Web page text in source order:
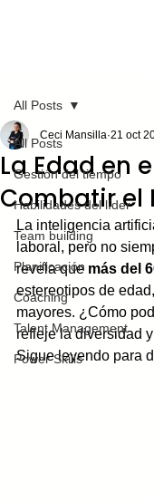
All Posts
Gestión del tiempo
Habilidades del líder
Team building
Planificación
Coaching
Talent Management
Power Skills
All Posts
La Edad en
Combatir el
Ceci Mansilla 21 oct
La inteligencia
laboral, pero no
revela que más del
estereotipos de
mayores. ¿Cómo
refleje la diversidad
Sigue leyendo para